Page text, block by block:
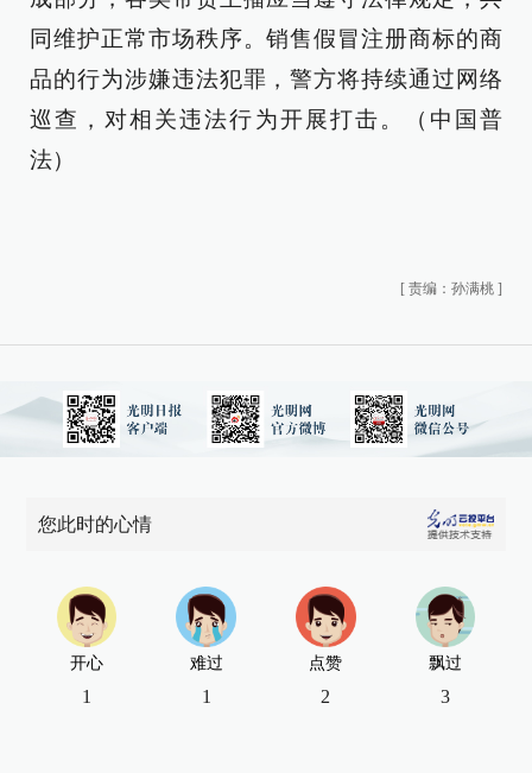
同维护正常市场秩序。销售假冒注册商标的商
品的行为涉嫌违法犯罪，警方将持续通过网络
巡查，对相关违法行为开展打击。（中国普
法）
[ 责编：孙满桃 ]
您此时的心情
开心
1
难过
1
点赞
2
飘过
3